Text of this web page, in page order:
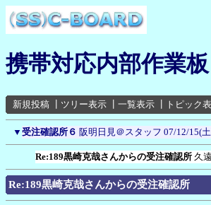
携帯対応内部作業板
新規投稿 ツリー表示 一覧表示 トピック
▼ 受注確認所６ 阪明日見＠スタッフ 07/12/15(
Re:189黒崎克哉さんからの受注確認所 久
Re:189黒崎克哉さんからの受注確認所